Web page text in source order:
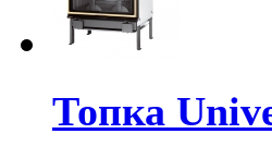
Топка